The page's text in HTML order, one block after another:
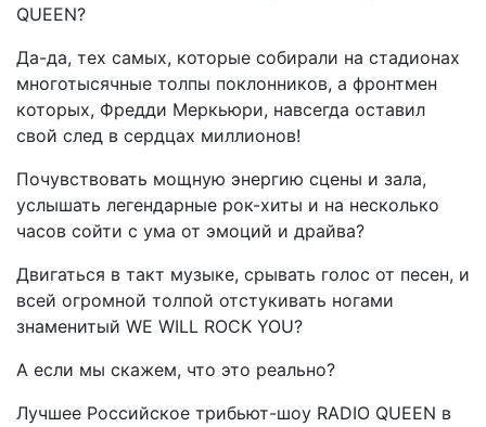
QUEEN?
Да-да, тех самых, которые собирали на стадионах
многотысячные толпы поклонников, а фронтмен
которых, Фредди Меркьюри, навсегда оставил
свой след в сердцах миллионов!
Почувствовать мощную энергию сцены и зала,
услышать легендарные рок-хиты и на несколько
часов сойти с ума от эмоций и драйва?
Двигаться в такт музыке, срывать голос от песен, и
всей огромной толпой отстукивать ногами
знаменитый WE WILL ROCK YOU?
А если мы скажем, что это реально?
Лучшее Российское трибьют-шоу RADIO QUEEN в